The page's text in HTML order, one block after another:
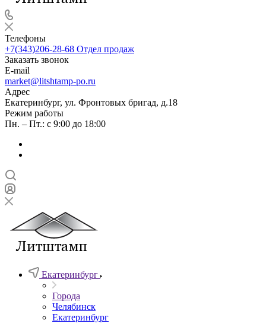
Телефоны
+7(343)206-28-68 Отдел продаж
Заказать звонок
E-mail
market@litshtamp-po.ru
Адрес
Екатеринбург, ул. Фронтовых бригад, д.18
Режим работы
Пн. – Пт.: с 9:00 до 18:00
Екатеринбург
Города
Челябинск
Екатеринбург